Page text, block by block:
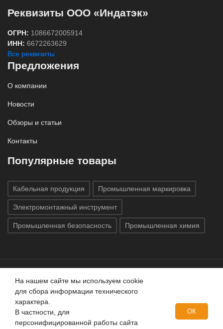
Реквизиты ООО «Индатэк»
ОГРН: 1086672005914
ИНН: 6672263629
Все реквизиты
Предложения
О компании
Новости
Обзоры и статьи
Контакты
Популярные товары
Кабельная продукция Промышленная маркировка
Электромонтажный инструмент
Промышленная безопасность Промышленная химия
Все права защищены © 2020 ГК «Индатэк»
защищены.Использование материалов с сайта запрещено.
Данный сайт не является публичной офертой, определяемой
положениями статей 437 (2) ГК РФ.
На нашем сайте мы используем cookie
для сбора информации технического
характера.
В частности, для
персонифицированной работы сайта
ОК